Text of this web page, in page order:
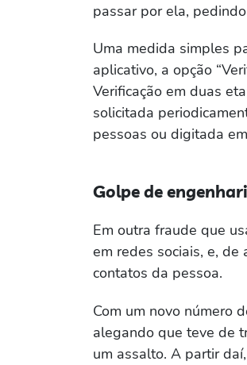
passar por ela,
Uma medida simples
aplicativo, a opção
Verificação em duas
solicitada
pessoas ou digitada
Golpe de
Em outra fraude que
em redes sociais, e,
contatos da pessoa.
Com um novo número
alegando que teve de
um assalto. A partir